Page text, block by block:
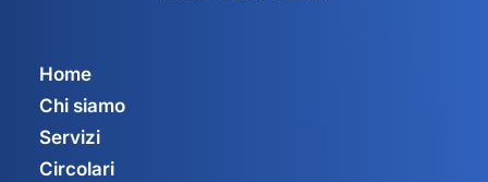
Home
Chi siamo
Servizi
Circolari